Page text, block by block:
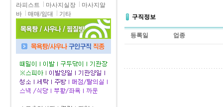
라피스트
마사지실장
마사지알
바
매매/임대 기타 구직정보
등록일 업종